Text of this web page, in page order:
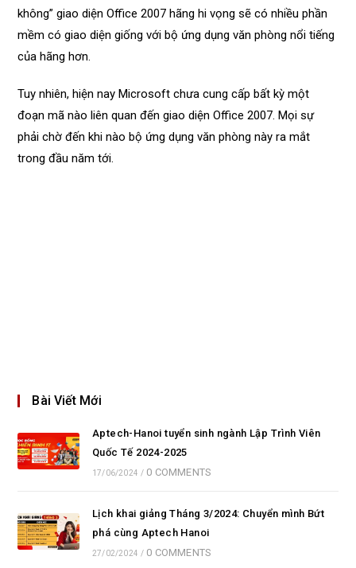
không” giao diện Office 2007 hãng hi vọng sẽ có nhiều phần
mềm có giao diện giống với bộ ứng dụng văn phòng nổi tiếng
của hãng hơn.
Tuy nhiên, hiện nay Microsoft chưa cung cấp bất kỳ một
đoạn mã nào liên quan đến giao diện Office 2007. Mọi sự
phải chờ đến khi nào bộ ứng dụng văn phòng này ra mắt
trong đầu năm tới.
Bài Viết Mới
Aptech-Hanoi tuyển sinh ngành Lập Trình Viên
Quốc Tế 2024-2025
17/06/2024 / 0 COMMENTS
Lịch khai giảng Tháng 3/2024: Chuyển mình Bứt
phá cùng Aptech Hanoi
27/02/2024 / 0 COMMENTS